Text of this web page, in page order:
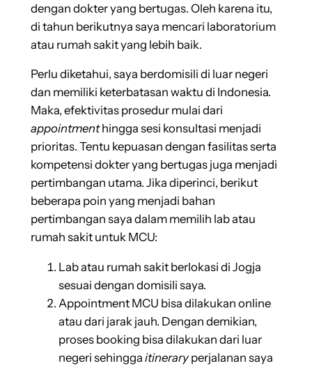
dengan dokter yang bertugas. Oleh karena itu,
di tahun berikutnya saya mencari laboratorium
atau rumah sakit yang lebih baik.
Perlu diketahui, saya berdomisili di luar negeri
dan memiliki keterbatasan waktu di Indonesia.
Maka, efektivitas prosedur mulai dari
appointmenthingga sesi konsultasi menjadi
prioritas. Tentu kepuasan dengan fasilitas serta
kompetensi dokter yang bertugas juga menjadi
pertimbangan utama. Jika diperinci, berikut
beberapa poin yang menjadi bahan
pertimbangan saya dalam memilih lab atau
rumah sakit untuk MCU:
Lab atau rumah sakit berlokasi di Jogja
sesuai dengan domisili saya.
Appointment MCU bisa dilakukan online
atau dari jarak jauh. Dengan demikian,
proses booking bisa dilakukan dari luar
negeri sehingga itineraryperjalanan saya